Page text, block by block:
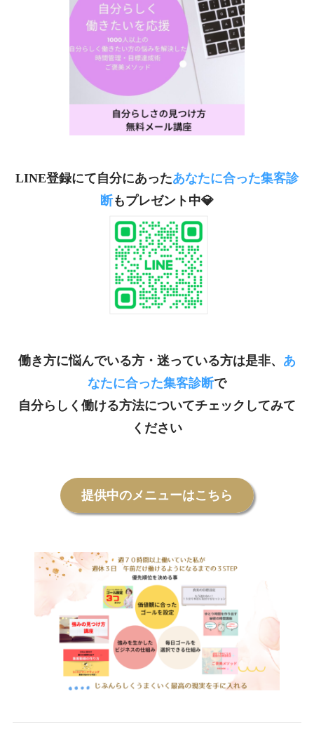
LINE登録にて自分にあったあなたに合った集客診
断もプレゼント中💎
働き方に悩んでいる方・迷っている方は是非、 あ
なたに合った集客診断で
自分らしく働ける方法についてチェックしてみて
ください
提供中のメニューはこちら